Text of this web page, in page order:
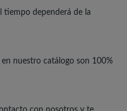
tiempo dependerá de la
nuestro catálogo son 100%